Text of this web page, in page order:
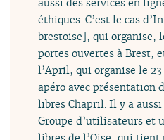
éthiques. C’est le cas
brestoise], qui organise,
portes ouvertes à Brest,
l’April, qui organise le
apéro avec présentation
libres Chapril. Il y a
Groupe d’utilisateurs et